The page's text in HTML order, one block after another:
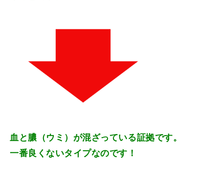
血と膿（ウミ）が混ざっている証拠です。
一番良くないタイプなのです！